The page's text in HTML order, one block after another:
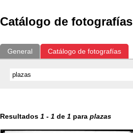
Catálogo de fotografías
General Catálogo de fotografías
Resultados 1 - 1 de 1 para plazas